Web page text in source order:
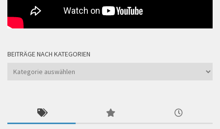
BEITRÄGE NACH KATEGORIEN
Beiträge